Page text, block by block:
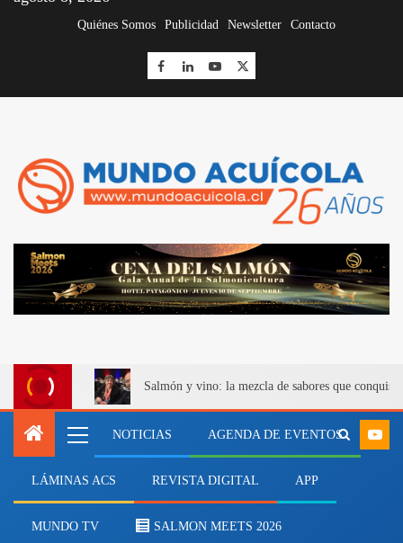
Quiénes Somos Publicidad Newsletter Contacto
Salmón y vino: la mezcla de sabores que
NOTICIAS AGENDA DE EVENTOS
LÁMINAS ACS REVISTA DIGITAL APP
MUNDO TV SALMON MEETS 2026
La importante agenda de